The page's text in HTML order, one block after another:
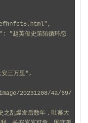
"长安三万里",
20231208/4a/69/